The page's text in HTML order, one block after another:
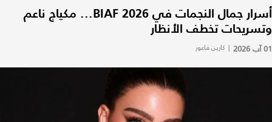
أسرار جمال النجمات في BIAF 2026... مكياج ناعم
وتسريحات تخطف الأنظار
01 آب 2026 | كارين فاعور